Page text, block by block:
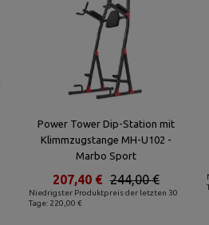
Power Tower Dip-Station mit
Klimmzugstange MH-U102 -
Marbo Sport
Niedrigster Produktpreis der letzten 30
Tage: 220,00 €
244,00 €
207,40 €